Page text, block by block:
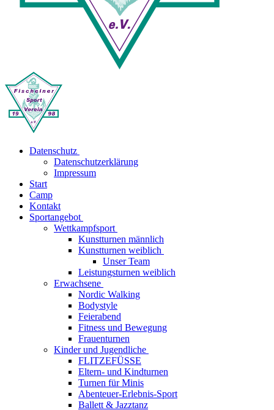
Datenschutz
Datenschutzerklärung
Impressum
Start
Camp
Kontakt
Sportangebot
Wettkampfsport
Kunstturnen männlich
Kunstturnen weiblich
Unser Team
Leistungsturnen weiblich
Erwachsene
Nordic Walking
Bodystyle
Feierabend
Fitness und Bewegung
Frauenturnen
Kinder und Jugendliche
FLITZEFÜSSE
Eltern- und Kindturnen
Turnen für Minis
Abenteuer-Erlebnis-Sport
Ballett & Jazztanz